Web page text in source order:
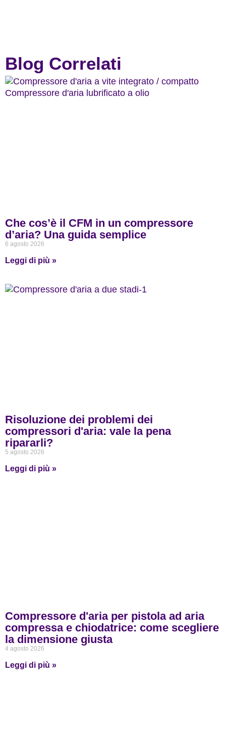
Blog Correlati
Che cos’è il CFM in un compressore
d’aria? Una guida semplice
6 agosto 2026
Leggi di più »
Risoluzione dei problemi dei
compressori d'aria: vale la pena
ripararli?
5 agosto 2026
Leggi di più »
Compressore d'aria per pistola ad aria
compressa e chiodatrice: come scegliere
la dimensione giusta
4 agosto 2026
Leggi di più »